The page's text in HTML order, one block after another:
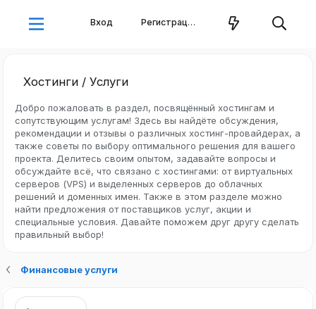
Вход Регистрация
Хостинги / Услуги
Добро пожаловать в раздел, посвящённый хостингам и
сопутствующим услугам! Здесь вы найдёте обсуждения,
рекомендации и отзывы о различных хостинг-провайдерах, а
также советы по выбору оптимального решения для вашего
проекта. Делитесь своим опытом, задавайте вопросы и
обсуждайте всё, что связано с хостингами: от виртуальных
серверов (VPS) и выделенных серверов до облачных
решений и доменных имен. Также в этом разделе можно
найти предложения от поставщиков услуг, акции и
специальные условия. Давайте поможем друг другу сделать
правильный выбор!
Финансовые услуги